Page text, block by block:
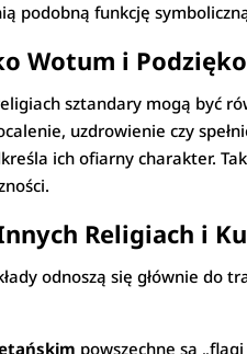
podobną funkcję
Wotum i
sztandary mogą być
uzdrowienie czy
ich ofiarny charakter.
Religiach i
odnoszą się głównie
powszechne są